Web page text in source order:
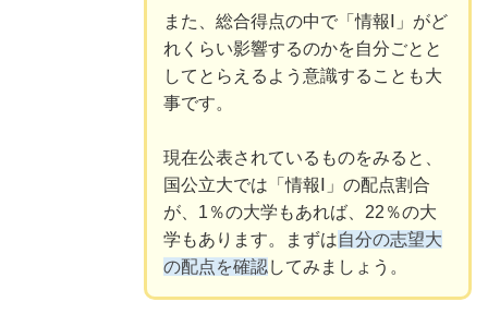
また、総合得点の中で「情報Ⅰ」がど
れくらい影響するのかを自分ごとと
してとらえるよう意識することも大
事です。
現在公表されているものをみると、
国公立大では「情報Ⅰ」の配点割合
が、1％の大学もあれば、22％の大
学もあります。まずは自分の志望大
の配点を確認してみましょう。